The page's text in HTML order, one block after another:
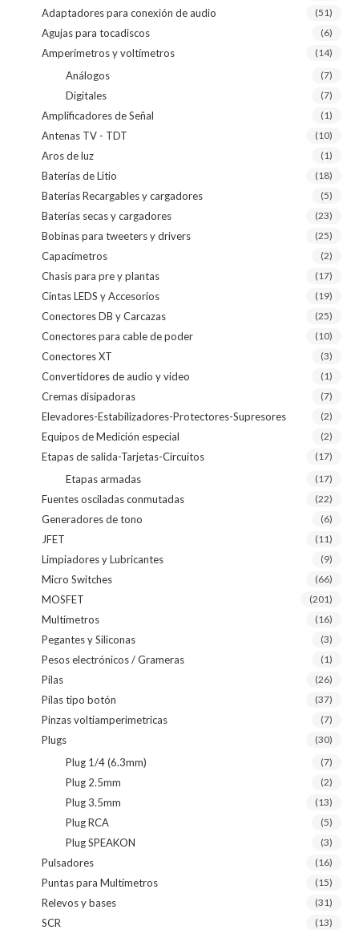
Adaptadores para conexión de audio (51)
Agujas para tocadiscos (6)
Amperímetros y voltímetros (14)
Análogos (7)
Digitales (7)
Amplificadores de Señal (1)
Antenas TV - TDT (10)
Aros de luz (1)
Baterías de Litio (18)
Baterías Recargables y cargadores (5)
Baterías secas y cargadores (23)
Bobinas para tweeters y drivers (25)
Capacímetros (2)
Chasis para pre y plantas (17)
Cintas LEDS y Accesorios (19)
Conectores DB y Carcazas (25)
Conectores para cable de poder (10)
Conectores XT (3)
Convertidores de audio y video (1)
Cremas disipadoras (7)
Elevadores-Estabilizadores-Protectores-Supresores (2)
Equipos de Medición especial (2)
Etapas de salida-Tarjetas-Circuitos (17)
Etapas armadas (17)
Fuentes osciladas conmutadas (22)
Generadores de tono (6)
JFET (11)
Limpiadores y Lubricantes (9)
Micro Switches (66)
MOSFET (201)
Multímetros (16)
Pegantes y Siliconas (3)
Pesos electrónicos / Grameras (1)
Pilas (26)
Pilas tipo botón (37)
Pinzas voltiamperimetricas (7)
Plugs (30)
Plug 1/4 (6.3mm) (7)
Plug 2.5mm (2)
Plug 3.5mm (13)
Plug RCA (5)
Plug SPEAKON (3)
Pulsadores (16)
Puntas para Multímetros (15)
Relevos y bases (31)
SCR (13)